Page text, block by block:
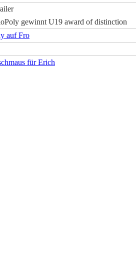
gewinnt U19 award of distinction
auf Fro
für Erich